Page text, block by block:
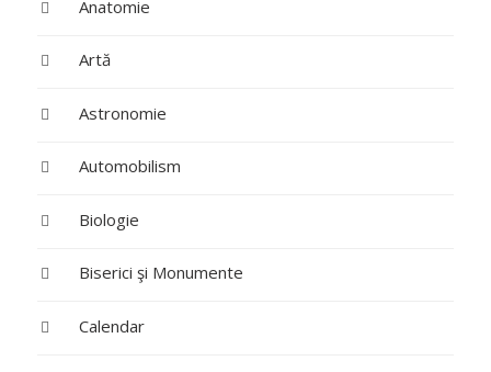
Anatomie
Artă
Astronomie
Automobilism
Biologie
Biserici şi Monumente
Calendar